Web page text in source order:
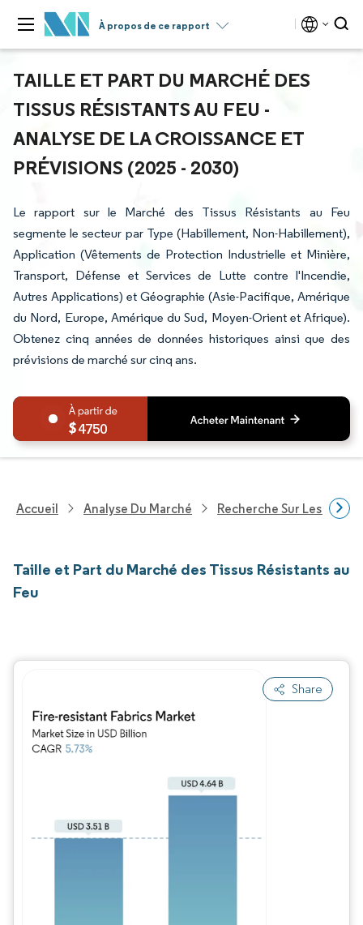
À propos de ce rapport
TAILLE ET PART DU MARCHÉ DES
TISSUS RÉSISTANTS AU FEU -
ANALYSE DE LA CROISSANCE ET
PRÉVISIONS (2025 - 2030)
Le rapport sur le Marché des Tissus Résistants au Feu
segmente le secteur par Type (Habillement, Non-Habillement),
Application (Vêtements de Protection Industrielle et Minière,
Transport, Défense et Services de Lutte contre l'Incendie,
Autres Applications) et Géographie (Asie-Pacifique, Amérique
du Nord, Europe, Amérique du Sud, Moyen-Orient et Afrique).
Obtenez cinq années de données historiques ainsi que des
prévisions de marché sur cinq ans.
4750
Accueil Analyse Du Marché Recherche Sur Les
Taille et Part du Marché des Tissus Résistants au
Feu
Share